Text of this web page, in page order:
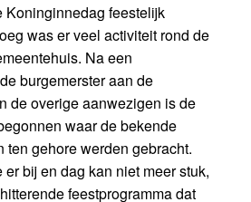
Koninginnedag feestelijk
was er veel activiteit rond de
Na een
burgemerster aan de
de overige aanwezigen is de
waar de bekende
ten gehore werden gebracht.
bij en dag kan niet meer stuk,
feestprogramma dat